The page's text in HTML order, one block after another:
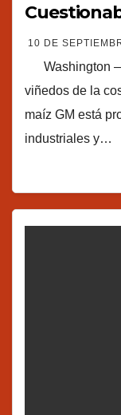
10 DE
Washington —
viñedos de la
maíz GM está
industriales y…